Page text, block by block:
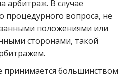
арбитраж. В случае
процедурного вопроса, не
положениями или
сторонами, такой
большинством